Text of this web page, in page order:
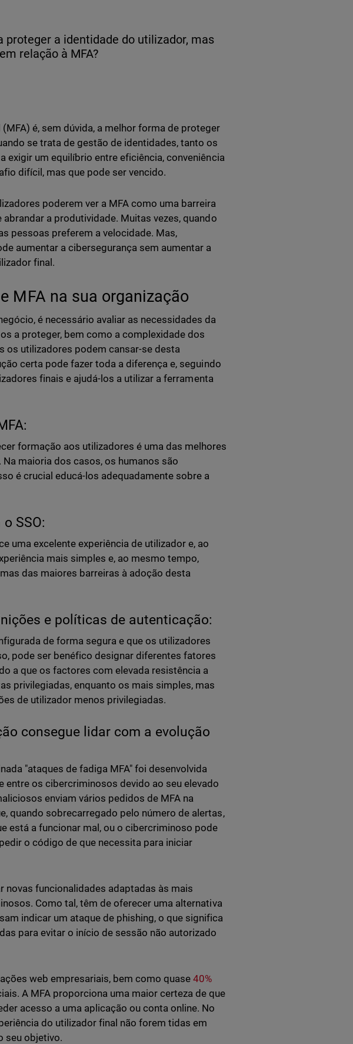
proteger a identidade do utilizador, mas
relação à MFA?
é, sem dúvida, a melhor forma de proteger
se trata de gestão de identidades, tanto os
um equilíbrio entre eficiência, conveniência
difícil, mas que pode ser vencido.
poderem ver a MFA como uma barreira
a produtividade. Muitas vezes, quando
pessoas preferem a velocidade. Mas,
aumentar a cibersegurança sem aumentar a
final.
MFA na sua organização
é necessário avaliar as necessidades da
a proteger, bem como a complexidade dos
os utilizadores podem cansar-se desta
certa pode fazer toda a diferença e, seguindo
finais e ajudá-los a utilizar a ferramenta
formação aos utilizadores é uma das melhores
maioria dos casos, os humanos são
é crucial educá-los adequadamente sobre a
SSO:
uma excelente experiência de utilizador e, ao
mais simples e, ao mesmo tempo,
das maiores barreiras à adoção desta
e políticas de autenticação:
de forma segura e que os utilizadores
pode ser benéfico designar diferentes fatores
a que os factores com elevada resistência a
privilegiadas, enquanto os mais simples, mas
de utilizador menos privilegiadas.
consegue lidar com a evolução
"ataques de fadiga MFA" foi desenvolvida
entre os cibercriminosos devido ao seu elevado
enviam vários pedidos de MFA na
quando sobrecarregado pelo número de alertas,
está a funcionar mal, ou o cibercriminoso pode
o código de que necessita para iniciar
novas funcionalidades adaptadas às mais
Como tal, têm de oferecer uma alternativa
indicar um ataque de phishing, o que significa
para evitar o início de sessão não autorizado
web empresariais, bem como quase40%
A MFA proporciona uma maior certeza de que
acesso a uma aplicação ou conta online. No
do utilizador final não forem tidas em
seu objetivo.